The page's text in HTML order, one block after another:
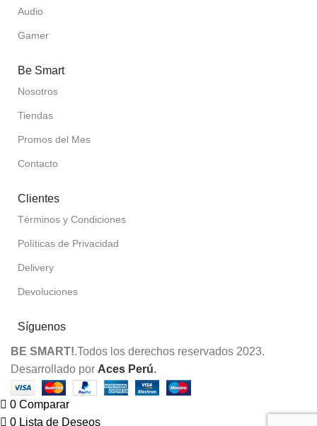
Audio
Gamer
Be Smart
Nosotros
Tiendas
Promos del Mes
Contacto
Clientes
Términos y Condiciones
Políticas de Privacidad
Delivery
Devoluciones
Síguenos
BE SMART!.Todos los derechos reservados 2023.
Desarrollado por Aces Perú.
0 Comparar
0 Lista de Deseos